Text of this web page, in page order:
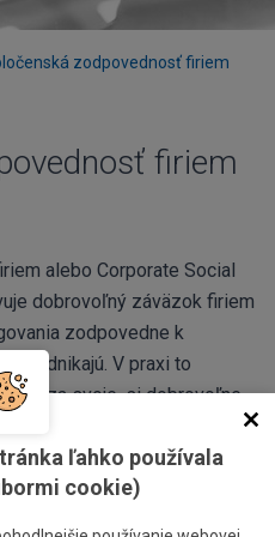
zodpovednosť firiem
firiem
alebo Corporate Social
dobrovoľný záväzok firiem
zodpovedne k
podnikajú. V praxi to
za svoje, si dobrovoľne
snažia sa minimalizovať
pestujú dobré
a podporujú región, v
ľahko používala
cookie)